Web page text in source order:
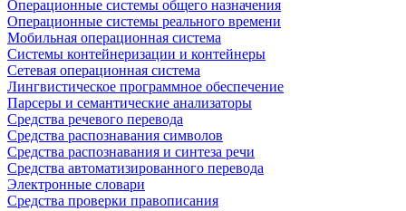
Операционные системы общего назначения
Операционные системы реального времени
Мобильная операционная система
Системы контейнеризации и контейнеры
Сетевая операционная система
Лингвистическое программное обеспечение
Парсеры и семантические анализаторы
Средства речевого перевода
Средства распознавания символов
Средства распознавания и синтеза речи
Средства автоматизированного перевода
Электронные словари
Средства проверки правописания